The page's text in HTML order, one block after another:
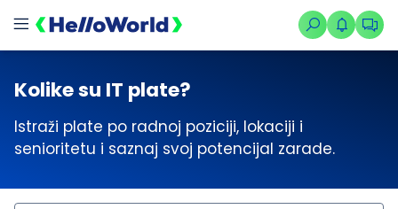
Kolike su IT plate?
Istraži plate po radnoj poziciji, lokaciji i
senioritetu i saznaj svoj potencijal zarade.